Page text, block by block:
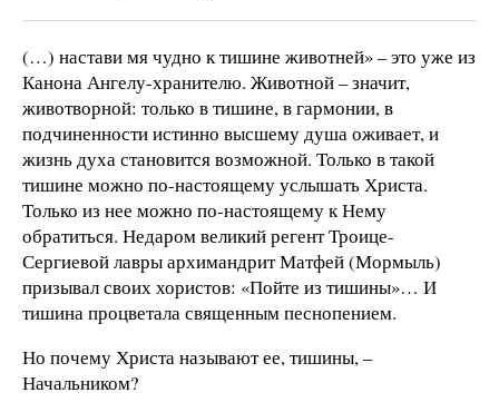
(…) настави мя чудно к тишине животней» – это уже из
Канона Ангелу-хранителю. Животной – значит,
животворной: только в тишине, в гармонии, в
подчиненности истинно высшему душа оживает, и
жизнь духа становится возможной. Только в такой
тишине можно по-настоящему услышать Христа.
Только из нее можно по-настоящему к Нему
обратиться. Недаром великий регент Троице-
Сергиевой лавры архимандрит Матфей (Мормыль)
призывал своих хористов: «Пойте из тишины»… И
тишина процветала священным песнопением.
Но почему Христа называют ее, тишины, –
Начальником?